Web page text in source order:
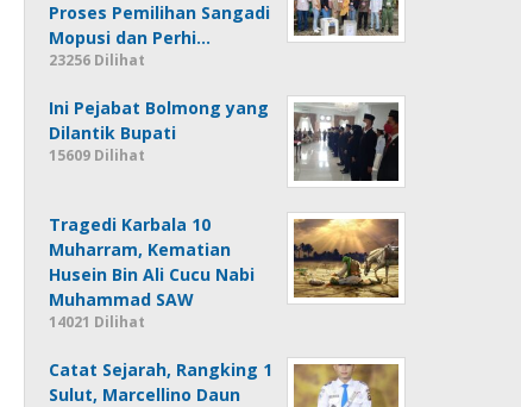
Proses Pemilihan Sangadi
Mopusi dan Perhi…
23256 Dilihat
Ini Pejabat Bolmong yang
Dilantik Bupati
15609 Dilihat
Tragedi Karbala 10
Muharram, Kematian
Husein Bin Ali Cucu Nabi
Muhammad SAW
14021 Dilihat
Catat Sejarah, Rangking 1
Sulut, Marcellino Daun